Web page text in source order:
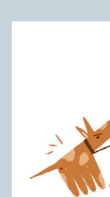
att de
särskilt
- Man kan
svenska
dialekterna
Teleman,
vid Lunds
exempelvis
Detta är ett
som skiljer
Hur mycket
folk talade
historia? Ett
talspråk är